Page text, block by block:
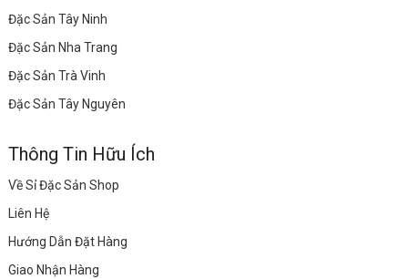
Đặc Sản Tây Ninh
Đặc Sản Nha Trang
Đặc Sản Trà Vinh
Đặc Sản Tây Nguyên
Thông Tin Hữu Ích
Về Sỉ Đặc Sản Shop
Liên Hệ
Hướng Dẫn Đặt Hàng
Giao Nhận Hàng